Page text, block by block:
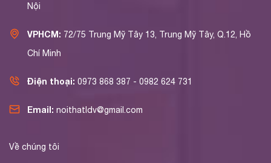
Nội
VPHCM: 72/75 Trung Mỹ Tây 13, Trung Mỹ Tây, Q.12, Hồ
Chí Minh
Điện thoại: 0973 868 387 - 0982 624 731
Email: noithatldv@gmail.com
Về chúng tôi